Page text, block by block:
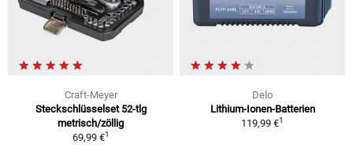
Craft-Meyer
Steckschlüsselset 52-tlg
metrisch/zöllig
69,99 €1
Delo
Lithium-Ionen-Batterien
119,99 €1